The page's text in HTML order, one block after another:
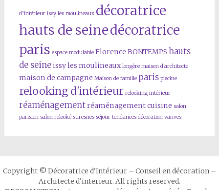
d’intérieur issy les moulineaux décoratrice
hauts de seinedécoratrice
paris espace modulable Florence BONTEMPS hauts
de seine issy les moulineaux longère maison d'architecte
maison de campagne Maison de famille paris piscine
relooking d'intérieur relooking intérieur
réaménagementréaménagement cuisine salon
parisien salon relooké suresnes séjour tendances décoration vanves
Copyright © Décoratrice d'Intérieur – Conseil en décoration –
Architecte d'interieur. All rights reserved.